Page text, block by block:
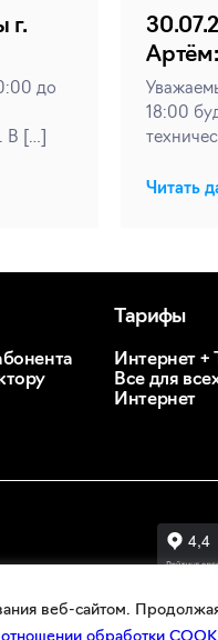
веб-сайтом.
отношении обработки
г.
до
В […]
18:00
Читать
Тарифы
Интернет +
Все для
Интернет